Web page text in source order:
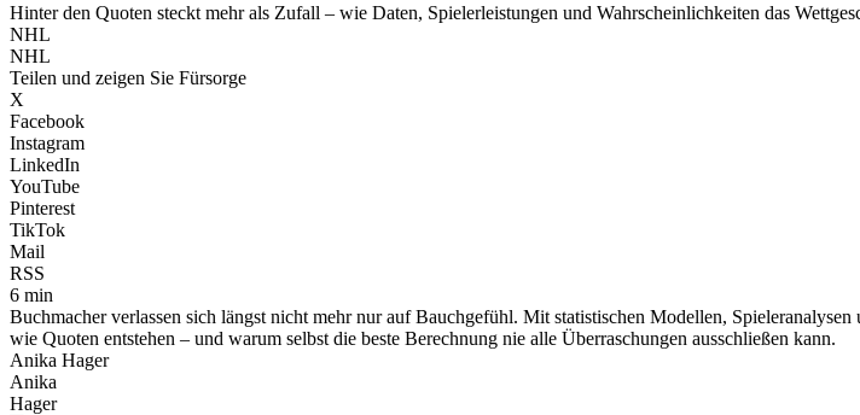
Hinter den Quoten steckt mehr als Zufall – wie Daten, Spielerleistungen und Wahrscheinlichkeiten das
NHL
NHL
Teilen und zeigen Sie Fürsorge
X
Facebook
Instagram
LinkedIn
YouTube
Pinterest
TikTok
Mail
RSS
6 min
Buchmacher verlassen sich längst nicht mehr nur auf Bauchgefühl. Mit statistischen Modellen,
wie Quoten entstehen – und warum selbst die beste Berechnung nie alle Überraschungen ausschließen kann.
Anika Hager
Anika
Hager